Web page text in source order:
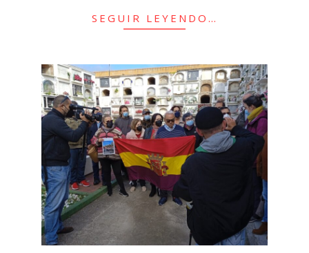
SEGUIR LEYENDO…